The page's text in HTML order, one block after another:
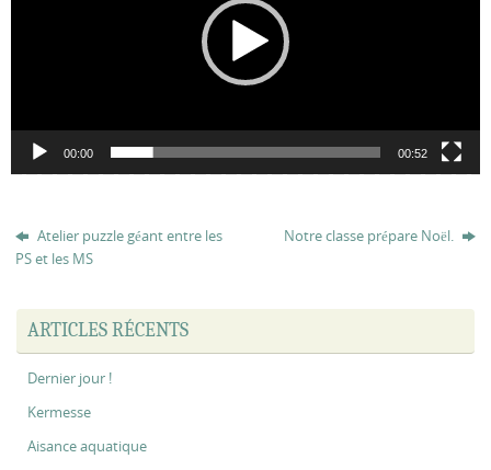
00:00 00:52
Atelier puzzle géant entre les
PS et les MS
Notre classe prépare Noël.
ARTICLES RÉCENTS
Dernier jour !
Kermesse
Aisance aquatique